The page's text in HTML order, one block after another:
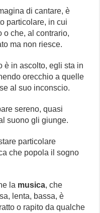
di cantare, è
particolare, in cui
o che, al contrario,
ma non riesce.
è in ascolto, egli sta in
orecchio a quelle
al suo inconscio.
sereno, quasi
suono gli giunge.
particolare
che popola il sogno
la musica, che
lenta, bassa, è
o rapito da qualche